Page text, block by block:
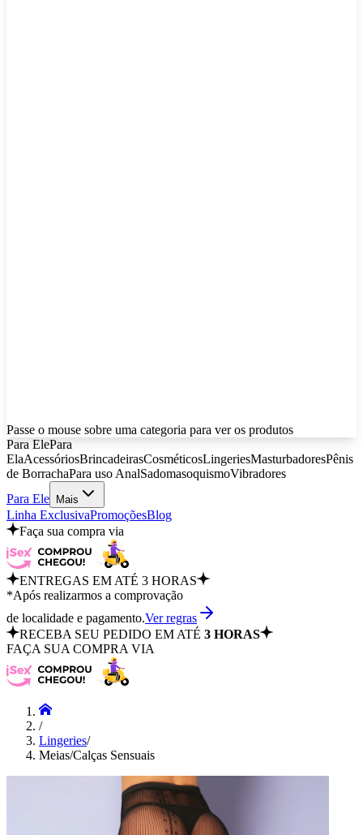
Passe o mouse sobre uma categoria para ver os produtos
Para ElePara
ElaAcessóriosBrincadeirasCosméticosLingeriesMasturbadoresPênis
de BorrachaPara uso AnalSadomasoquismoVibradores
Para Ele
Mais
Linha ExclusivaPromoçõesBlog
Faça sua compra via
ENTREGAS EM ATÉ 3 HORAS
*Após realizarmos a comprovação
de localidade e pagamento.Ver regras
RECEBA SEU PEDIDO EM ATÉ 3 HORAS
FAÇA SUA COMPRA VIA
/
Lingeries/
Meias/Calças Sensuais